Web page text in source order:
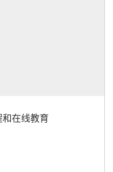
在线教育